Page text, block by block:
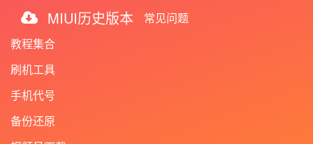
MIUI历史版本
常见问题
教程集合
刷机工具
手机代号
备份还原